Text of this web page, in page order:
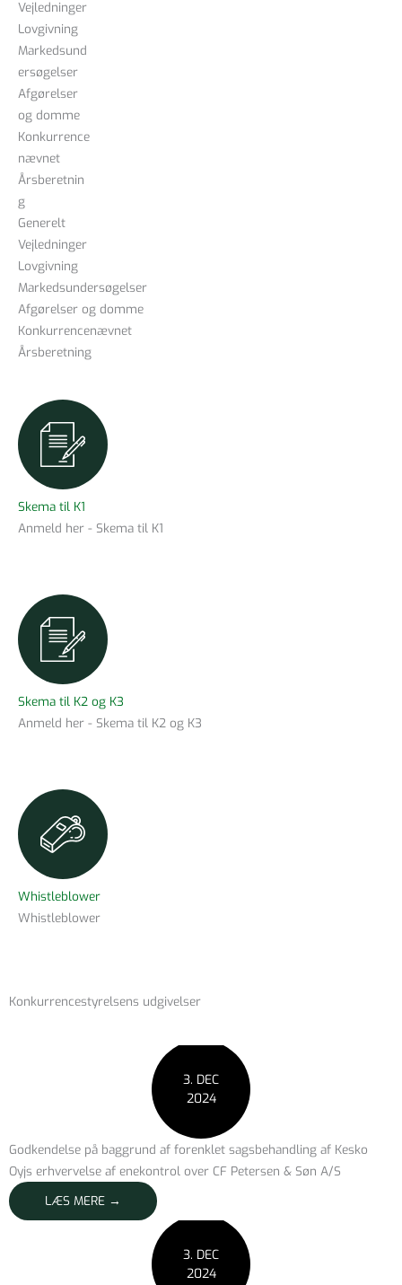
Vejledninger
Lovgivning
Markedsund
ersøgelser
Afgørelser
og domme
Konkurrence
nævnet
Årsberetnin
g
Generelt
Vejledninger
Lovgivning
Markedsundersøgelser
Afgørelser og domme
Konkurrencenævnet
Årsberetning
Skema til K1
Anmeld her - Skema til K1
Skema til K2 og K3
Anmeld her - Skema til K2 og K3
Whistleblower
Whistleblower
Konkurrencestyrelsens udgivelser
3. DEC
2024
Godkendelse på baggrund af forenklet sagsbehandling af Kesko
Oyjs erhvervelse af enekontrol over CF Petersen & Søn A/S
LÆS MERE →
3. DEC
2024